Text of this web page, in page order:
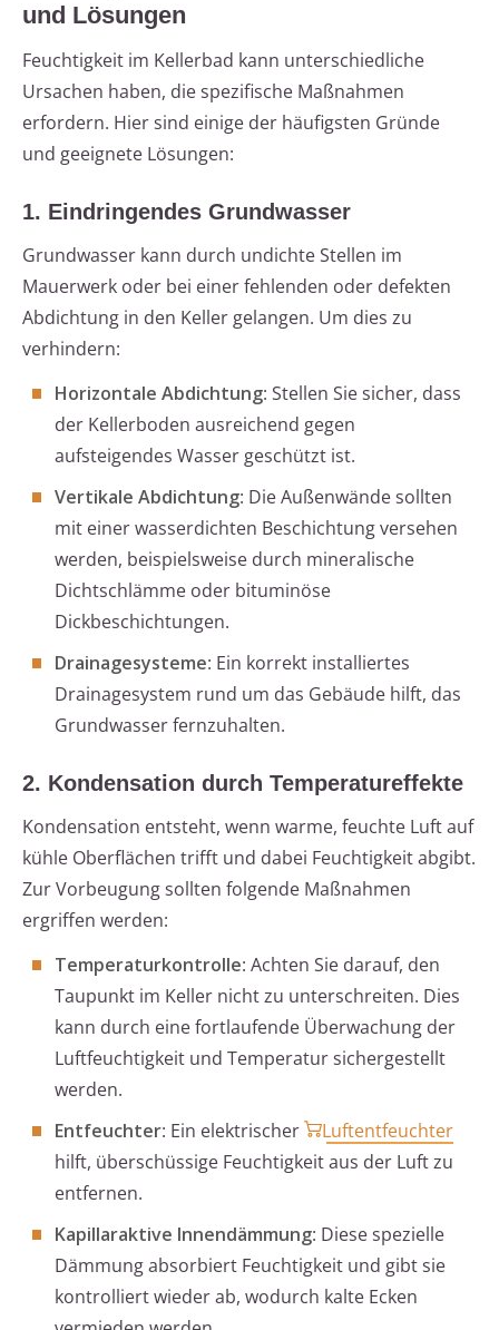
und Lösungen
Feuchtigkeit im Kellerbad kann unterschiedliche
Ursachen haben, die spezifische Maßnahmen
erfordern. Hier sind einige der häufigsten Gründe
und geeignete Lösungen:
1. Eindringendes Grundwasser
Grundwasser kann durch undichte Stellen im
Mauerwerk oder bei einer fehlenden oder defekten
Abdichtung in den Keller gelangen. Um dies zu
verhindern:
Horizontale Abdichtung: Stellen Sie sicher, dass
der Kellerboden ausreichend gegen
aufsteigendes Wasser geschützt ist.
Vertikale Abdichtung: Die Außenwände sollten
mit einer wasserdichten Beschichtung versehen
werden, beispielsweise durch mineralische
Dichtschlämme oder bituminöse
Dickbeschichtungen.
Drainagesysteme: Ein korrekt installiertes
Drainagesystem rund um das Gebäude hilft, das
Grundwasser fernzuhalten.
2. Kondensation durch Temperatureffekte
Kondensation entsteht, wenn warme, feuchte Luft auf
kühle Oberflächen trifft und dabei Feuchtigkeit abgibt.
Zur Vorbeugung sollten folgende Maßnahmen
ergriffen werden:
Temperaturkontrolle: Achten Sie darauf, den
Taupunkt im Keller nicht zu unterschreiten. Dies
kann durch eine fortlaufende Überwachung der
Luftfeuchtigkeit und Temperatur sichergestellt
werden.
Entfeuchter: Ein elektrischer
Luftentfeuchter
hilft, überschüssige Feuchtigkeit aus der Luft zu
entfernen.
Kapillaraktive Innendämmung: Diese spezielle
Dämmung absorbiert Feuchtigkeit und gibt sie
kontrolliert wieder ab, wodurch kalte Ecken